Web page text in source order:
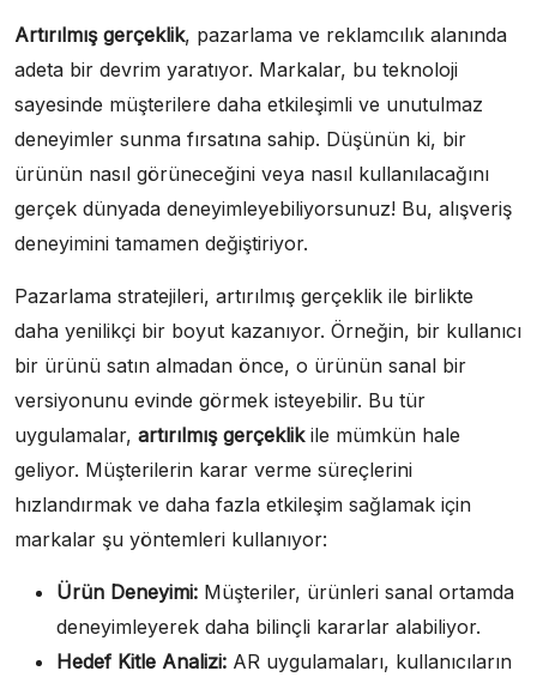
Artırılmış gerçeklik, pazarlama ve reklamcılık alanında
adeta bir devrim yaratıyor. Markalar, bu teknoloji
sayesinde müşterilere daha etkileşimli ve unutulmaz
deneyimler sunma fırsatına sahip. Düşünün ki, bir
ürünün nasıl görüneceğini veya nasıl kullanılacağını
gerçek dünyada deneyimleyebiliyorsunuz! Bu, alışveriş
deneyimini tamamen değiştiriyor.
Pazarlama stratejileri, artırılmış gerçeklik ile birlikte
daha yenilikçi bir boyut kazanıyor. Örneğin, bir kullanıcı
bir ürünü satın almadan önce, o ürünün sanal bir
versiyonunu evinde görmek isteyebilir. Bu tür
uygulamalar, artırılmış gerçeklikile mümkün hale
geliyor. Müşterilerin karar verme süreçlerini
hızlandırmak ve daha fazla etkileşim sağlamak için
markalar şu yöntemleri kullanıyor:
Ürün Deneyimi: Müşteriler, ürünleri sanal ortamda
deneyimleyerek daha bilinçli kararlar alabiliyor.
Hedef Kitle Analizi: AR uygulamaları, kullanıcıların